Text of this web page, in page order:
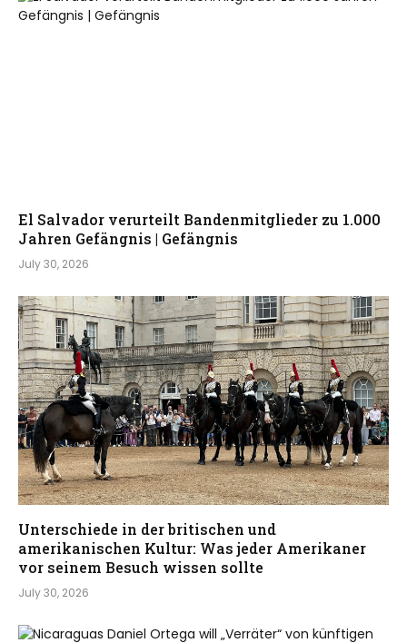
El Salvador verurteilt Bandenmitglieder zu 1.000
Jahren Gefängnis | Gefängnis
July 30, 2026
Unterschiede in der britischen und
amerikanischen Kultur: Was jeder Amerikaner
vor seinem Besuch wissen sollte
July 30, 2026